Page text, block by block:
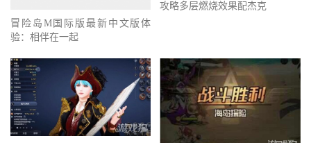
冒险岛M国际版最新中文版体
验：相伴在一起
攻略多层燃烧效果配杰克